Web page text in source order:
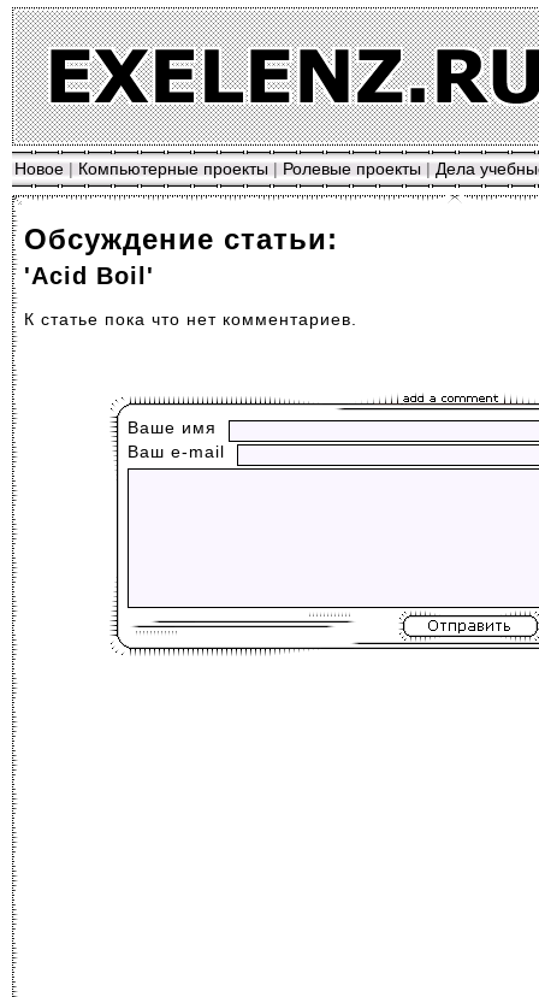
Новое | Компьютерные проекты | Ролевые проекты | Дела
Обсуждение статьи:
'Acid Boil'
К статье пока что нет комментариев.
Ваше имя
Ваш е-mail